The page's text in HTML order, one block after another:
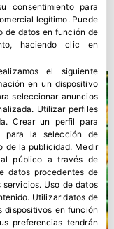
Adra y Horche
consentimiento para
legítimo. Puede
de datos en función de
haciendo clic en
el siguiente
en un dispositivo
seleccionar anuncios
. Utilizar perfiles
.Crear un perfil para
para la selección de
de la publicidad. Medir
al público a través de
datos procedentes de
servicios. Uso de datos
. Utilizar datos de
dispositivos en función
preferencias tendrán